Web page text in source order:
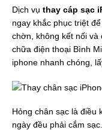
Dịch vụ thay cáp sạc
ngay khắc phục triệt
chờn, không kết nối
chữa điện thoại Bình
iphone nhanh chóng,
Hỏng chân sạc là điều
ngày đều phải cắm